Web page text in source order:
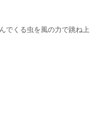
でくる虫を風の力で跳ね上